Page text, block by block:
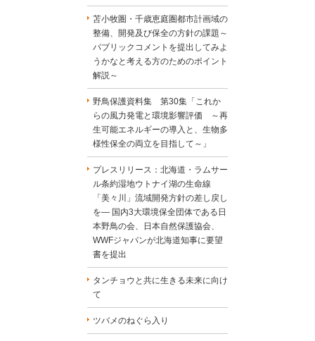
苫小牧圏・千歳恵庭圏都市計画域の
整備、開発及び保全の方針の課題～
パブリックコメントを提出してみよ
うかなと考える方のためのポイント
解説～
野鳥保護資料集 第30集「これか
らの風力発電と環境影響評価 ～再
生可能エネルギーの導入と、生物多
様性保全の両立を目指して～」
プレスリリース：北海道・ラムサー
ル条約湿地ウトナイ湖の生命線
「美々川」流域開発方針の差し戻し
を― 国内3大環境保全団体である日
本野鳥の会、日本自然保護協会、
WWFジャパンが北海道知事に要望
書を提出
タンチョウと共に生きる未来に向け
て
ツバメのねぐら入り